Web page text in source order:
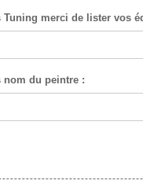
merci de lister vos
nom du peintre :